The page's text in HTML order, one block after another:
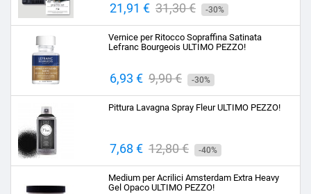
Prezzo
21,91 € Prezzo
base
31,30 € -30%
Vernice per Ritocco Sopraffina Satinata
Lefranc Bourgeois ULTIMO PEZZO!
Prezzo
6,93 € Prezzo
base
9,90 € -30%
Pittura Lavagna Spray Fleur ULTIMO PEZZO!
Prezzo
7,68 € Prezzo
base
12,80 € -40%
Medium per Acrilici Amsterdam Extra Heavy
Gel Opaco ULTIMO PEZZO!